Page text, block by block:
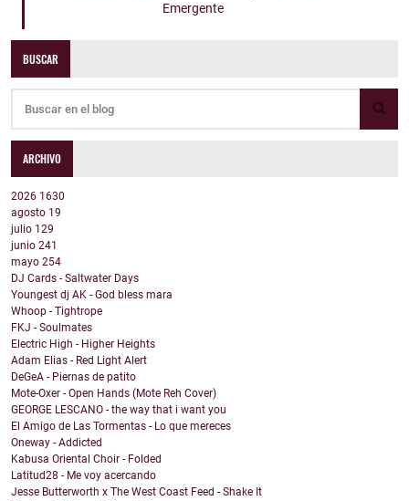
Emergente
BUSCAR
ARCHIVO
2026 1630
agosto 19
julio 129
junio 241
mayo 254
DJ Cards - Saltwater Days
Youngest dj AK - God bless mara
Whoop - Tightrope
FKJ - Soulmates
Electric High - Higher Heights
Adam Elias - Red Light Alert
DeGeA - Piernas de patito
Mote-Oxer - Open Hands (Mote Reh Cover)
GEORGE LESCANO - the way that i want you
El Amigo de Las Tormentas - Lo que mereces
Oneway - Addicted
Kabusa Oriental Choir - Folded
Latitud28 - Me voy acercando
Jesse Butterworth x The West Coast Feed - Shake It